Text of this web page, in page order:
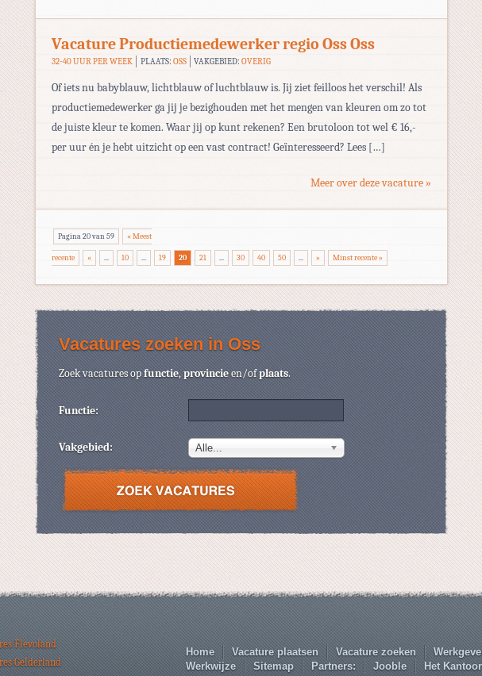
Vacature Productiemedewerker regio Oss Oss
32-40 UUR PER WEEK PLAATS: OSS VAKGEBIED:OVERIG
Of iets nu babyblauw, lichtblauw of luchtblauw is. Jij ziet feilloos het verschil! Als
productiemedewerker ga jij je bezighouden met het mengen van kleuren om zo tot
de juiste kleur te komen. Waar jij op kunt rekenen? Een brutoloon tot wel € 16,-
per uur én je hebt uitzicht op een vast contract! Geïnteresseerd? Lees […]
Meer over deze vacature »
Pagina 20 van 59 « Meest
recente « ... 10 ... 19 20 21 ... 30 40 50 ... » Minst recente »
Vacatures zoeken in Oss
Zoek vacatures opfunctie,provincieen/ofplaats.
Functie:
Vakgebied: Alle...
Flevoland
Gelderland
Home Vacature plaatsen Vacature zoeken
Werkwijze
Sitemap Partners: Jooble Het